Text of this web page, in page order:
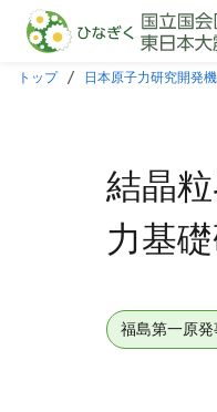
本文に飛ぶ
トップ 日本原子力研究開発
結晶
力基
福島第一原